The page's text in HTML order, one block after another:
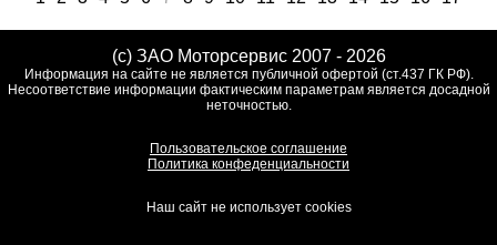
(c) ЗАО Моторсервис 2007 - 2026
Информация на сайте не является публичной офертой (ст.437 ГК РФ).
Несоответствие информации фактическим параметрам является досадной
неточностью.
Пользовательское соглашение
Политика конфеденциальности
Наш сайт не использует cookies